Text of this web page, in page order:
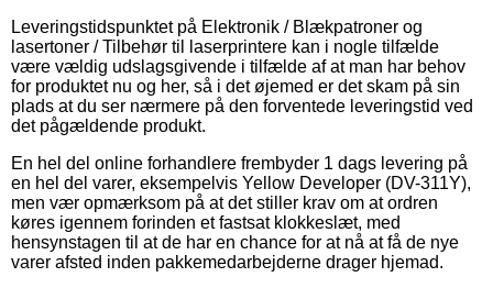
Leveringstidspunktet på Elektronik / Blækpatroner og
lasertoner / Tilbehør til laserprintere kan i nogle tilfælde
være vældig udslagsgivende i tilfælde af at man har behov
for produktet nu og her, så i det øjemed er det skam på sin
plads at du ser nærmere på den forventede leveringstid ved
det pågældende produkt.
En hel del online forhandlere frembyder 1 dags levering på
en hel del varer, eksempelvis Yellow Developer (DV-311Y),
men vær opmærksom på at det stiller krav om at ordren
køres igennem forinden et fastsat klokkeslæt, med
hensynstagen til at de har en chance for at nå at få de nye
varer afsted inden pakkemedarbejderne drager hjemad.